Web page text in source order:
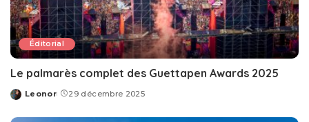
Éditorial
Le palmarès complet des Guettapen Awards 2025
Posted
Leonor 29 décembre 2025